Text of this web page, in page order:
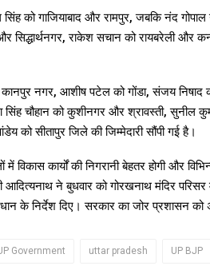
को गाजियाबाद और रामपुर, जबकि नंद
राकेश सचान को रायबरेली और
कानपुर नगर, आशीष पटेल को गोंडा, संजय
सिंह चौहान को कुशीनगर और श्रावस्ती, सुनील
को सीतापुर जिले की जिम्मेदारी सौंपी गई है।
विकास कार्यों की निगरानी बेहतर होगी और
ने बुधवार को गोरखनाथ मंदिर
के निर्देश दिए। सरकार का जोर प्रशासन
Government uttar pradesh UP BJP